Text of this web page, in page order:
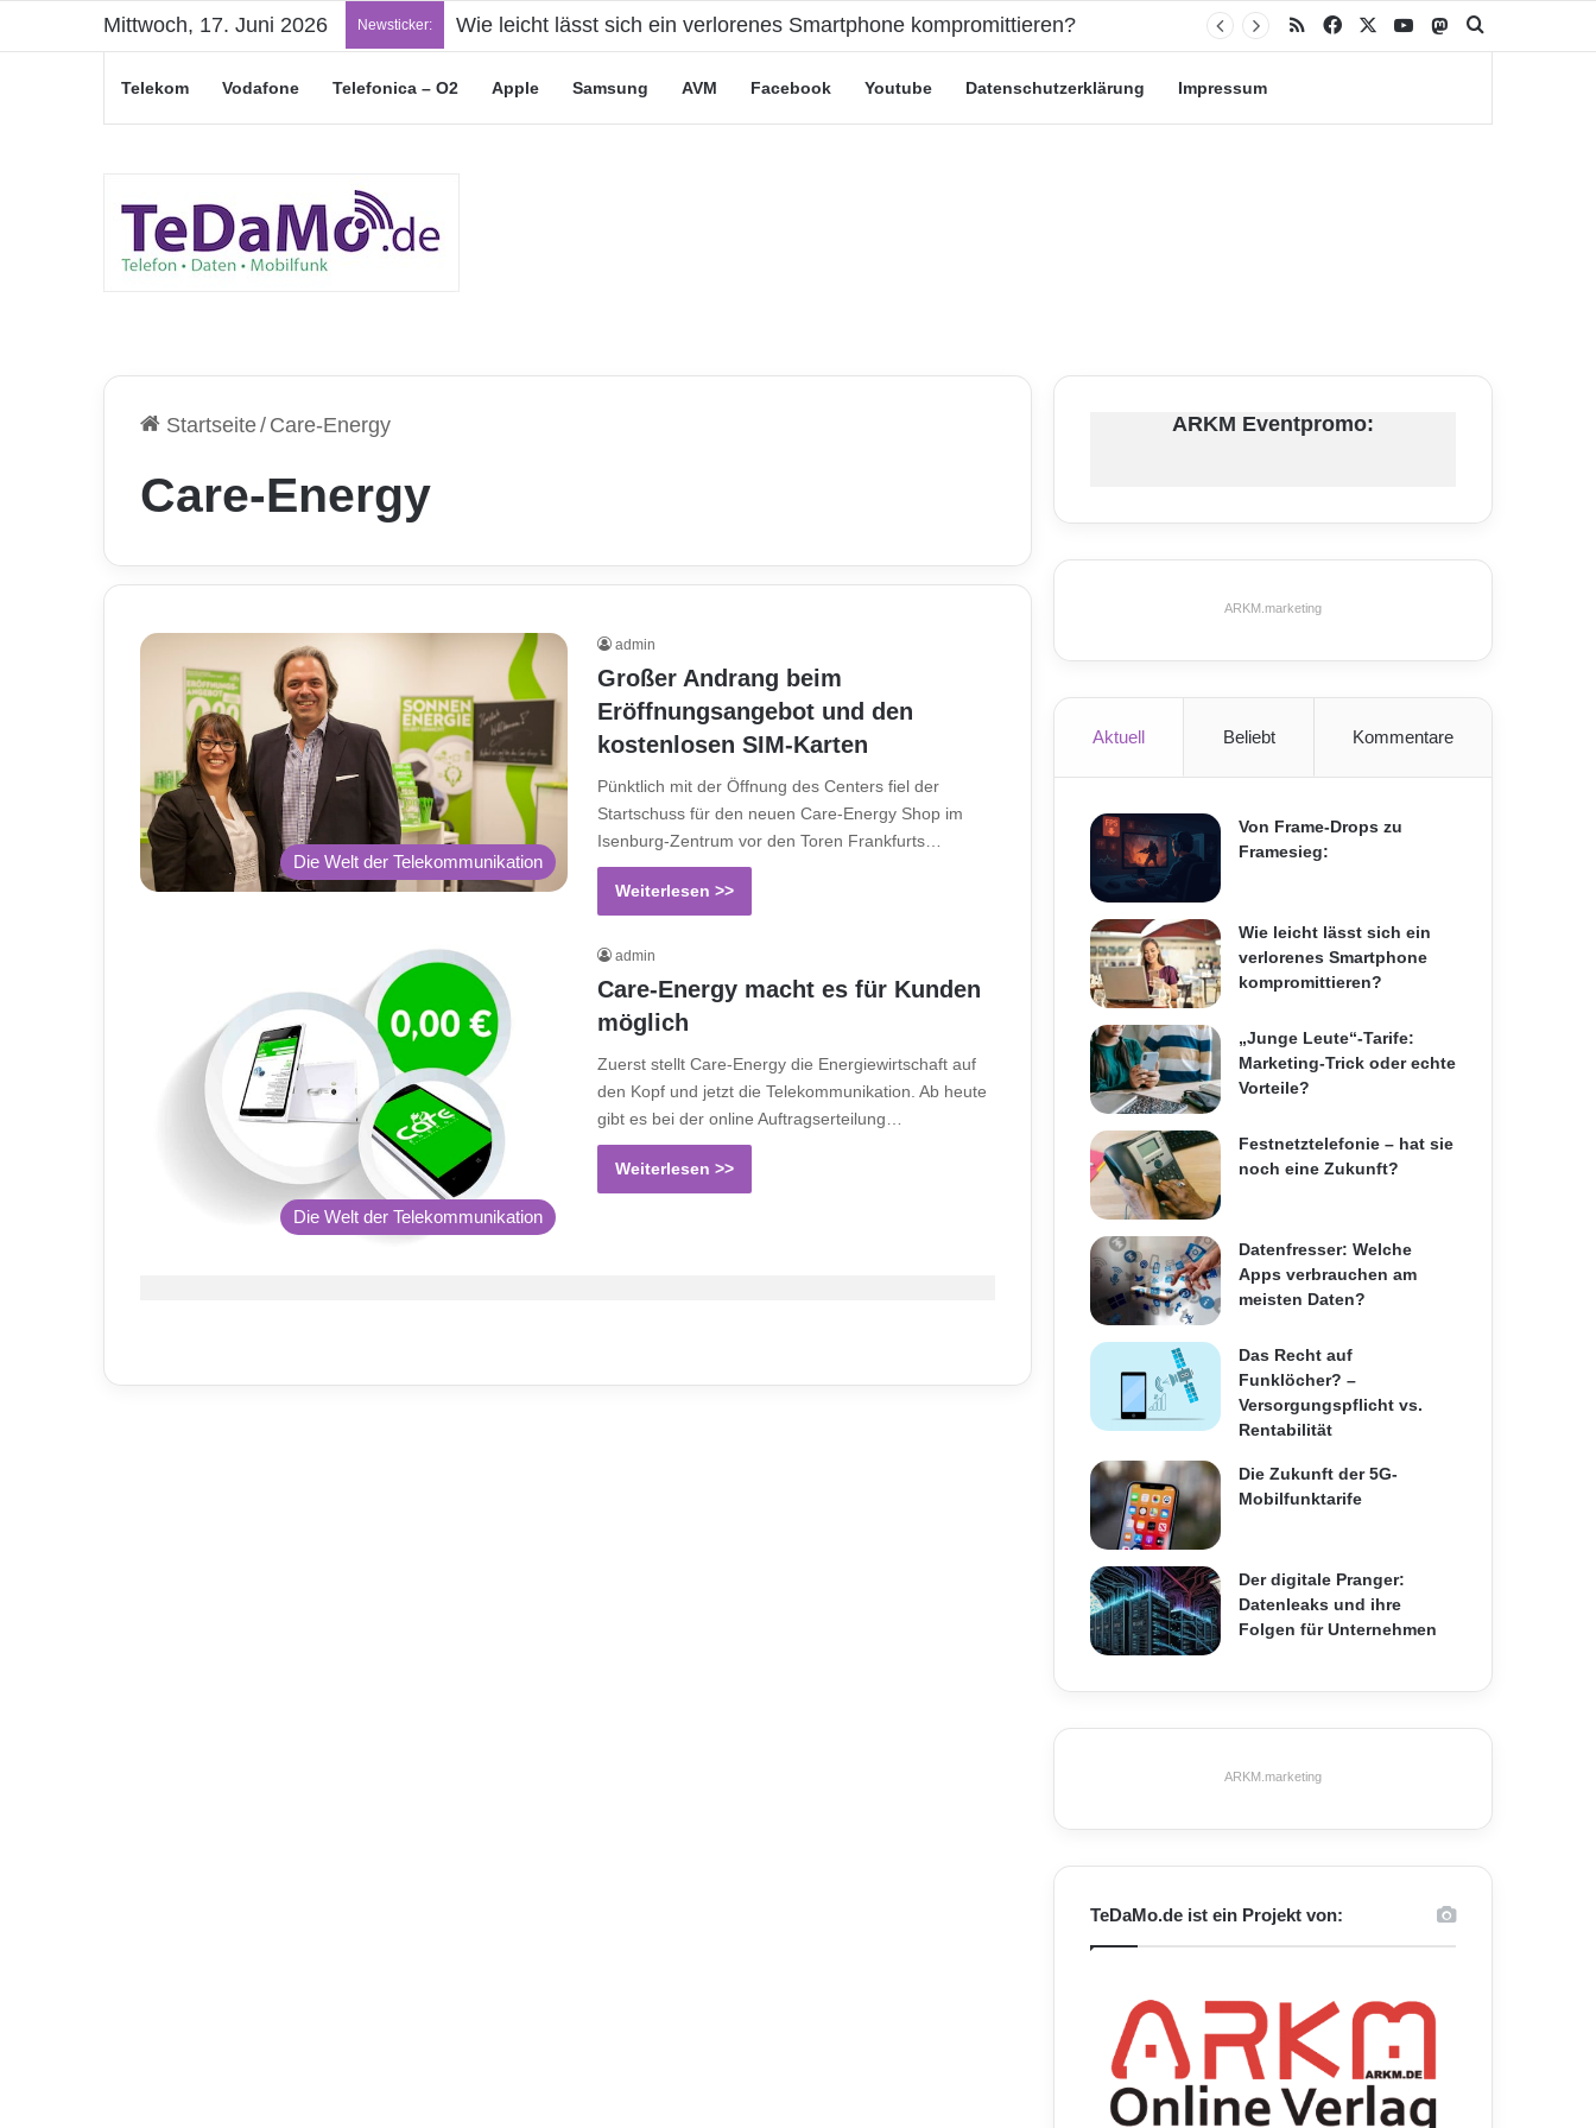
Mittwoch, 17. Juni 2026 Newsticker: Wie leicht lässt sich ein verlorenes Smartphone kompromittieren? RSS Facebook YouTubeMastodon
Telekom Vodafone Telefonica – O2 Apple Samsung AVM Facebook Youtube Datenschutzerklärung Impressum
Startseite/ Care-Energy
Care-Energy
Die Welt der Telekommunikation
admin
Großer Andrang beim
Eröffnungsangebot und den
kostenlosen SIM-Karten
Pünktlich mit der Öffnung des Centers fiel der
Startschuss für den neuen Care-Energy Shop im
Isenburg-Zentrum vor den Toren Frankfurts…
Weiterlesen >>
Die Welt der Telekommunikation
admin
Care-Energy macht es für Kunden
möglich
Zuerst stellt Care-Energy die Energiewirtschaft auf
den Kopf und jetzt die Telekommunikation. Ab heute
gibt es bei der online Auftragserteilung…
Weiterlesen >>
ARKM Eventpromo:
ARKM.marketing
Aktuell Beliebt Kommentare
Von Frame-Drops zu
Framesieg:
Wie leicht lässt sich ein
verlorenes Smartphone
kompromittieren?
„Junge Leute“-Tarife:
Marketing-Trick oder echte
Vorteile?
Festnetztelefonie – hat sie
noch eine Zukunft?
Datenfresser: Welche
Apps verbrauchen am
meisten Daten?
Das Recht auf
Funklöcher? –
Versorgungspflicht vs.
Rentabilität
Die Zukunft der 5G-
Mobilfunktarife
Der digitale Pranger:
Datenleaks und ihre
Folgen für Unternehmen
ARKM.marketing
TeDaMo.de ist ein Projekt von: